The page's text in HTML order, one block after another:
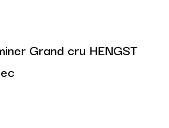
Grand cru HENGST